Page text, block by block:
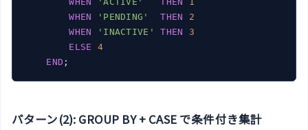
WHEN
'PENDING' THEN
2
WHEN
'INACTIVE' THEN
3
ELSE
4
END
パターン(2): GROUP BY + CASE で条件付き集計